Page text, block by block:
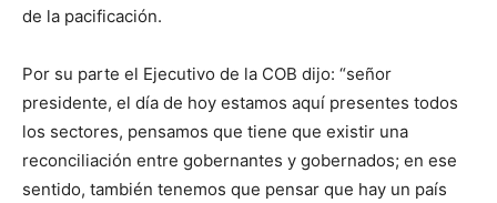
de la pacificación.
Por su parte el Ejecutivo de la COB dijo: “señor
presidente, el día de hoy estamos aquí presentes todos
los sectores, pensamos que tiene que existir una
reconciliación entre gobernantes y gobernados; en ese
sentido, también tenemos que pensar que hay un país